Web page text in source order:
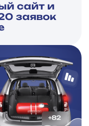
сайт и
заявок